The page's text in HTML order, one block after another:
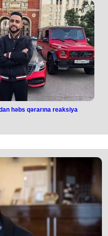
1,2 trilyon dollar dəyərində iqtisadi
müqavilə imzalayıb.
dəyəri 243,5 milyard dollardan çox
Bu çərçivədə Qətər ABŞ
üçün 200 milyard dollar dəyərində 160
alacaq.
Qətər və ABŞ arasında təhlükəsizlik
gücləndirilir. “Raytheon” şirkəti ilə
Qətəri pilotsuz uçuş
2 milyard dollarlıq müqavilə isə MQ-
ilə təmin edəcək.
münasibət bildirib.
səhifəsində yazıb:
səslənir, amma əslində hər şey o
vergi məsələləri ötən il həll edilib.
məşğuldurlar", - bloqer bildirib.
barəsində xüsusilə böyük miqdarda
cinayət işi açılıb. Ona qiyabi həbs
7 ilədək həbs cəzası gözləyir.
məlumatına görə, Hüseyn
170 milyon rubldan çox (təxminən 3,6
yayınmaqda ittiham olunur.
həbs qərarına reaksiya